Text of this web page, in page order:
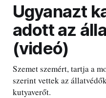
Ugyanazt
adott az
(videó)
Szemet szemért, tartja a
szerint vettek az
kutyaverőt.